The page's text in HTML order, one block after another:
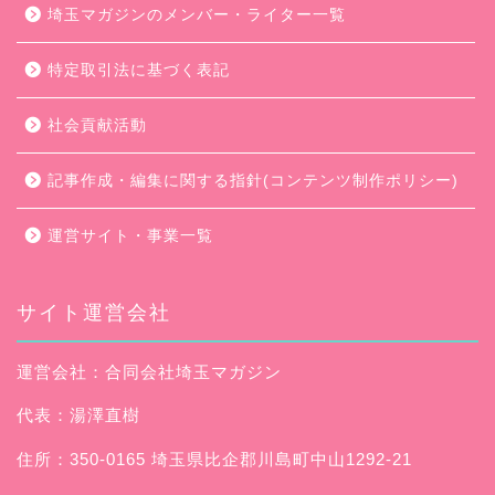
埼玉マガジンのメンバー・ライター一覧
特定取引法に基づく表記
社会貢献活動
記事作成・編集に関する指針(コンテンツ制作ポリシー)
運営サイト・事業一覧
サイト運営会社
運営会社：合同会社埼玉マガジン
代表：湯澤直樹
住所：350-0165 埼玉県比企郡川島町中山1292-21